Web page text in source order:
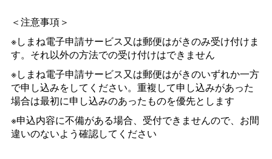
＜注意事項＞
※しまね電子申請サービス又は郵便はがきのみ受け付けま
す。それ以外の方法での受け付けはできません
※しまね電子申請サービス又は郵便はがきのいずれか一方
で申し込みをしてください。重複して申し込みがあった
場合は最初に申し込みのあったものを優先とします
※申込内容に不備がある場合、受付できませんので、お間
違いのないよう確認してください